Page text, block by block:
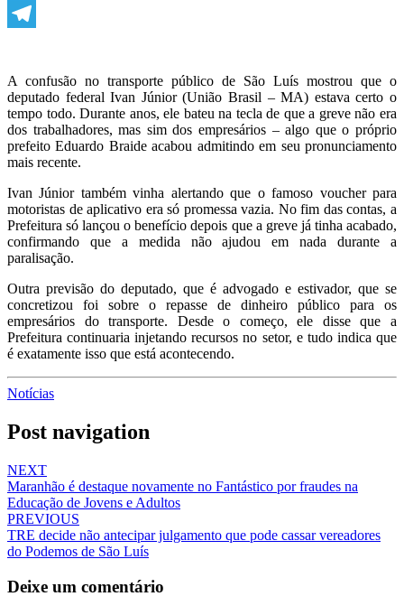
WhatsApp
A confusão no transporte público de São Luís mostrou que o
deputado federal Ivan Júnior (União Brasil – MA) estava certo o
tempo todo. Durante anos, ele bateu na tecla de que a greve não era
dos trabalhadores, mas sim dos empresários – algo que o próprio
prefeito Eduardo Braide acabou admitindo em seu pronunciamento
mais recente.
Ivan Júnior também vinha alertando que o famoso voucher para
motoristas de aplicativo era só promessa vazia. No fim das contas, a
Prefeitura só lançou o benefício depois que a greve já tinha acabado,
confirmando que a medida não ajudou em nada durante a
paralisação.
Outra previsão do deputado, que é advogado e estivador, que se
concretizou foi sobre o repasse de dinheiro público para os
empresários do transporte. Desde o começo, ele disse que a
Prefeitura continuaria injetando recursos no setor, e tudo indica que
é exatamente isso que está acontecendo.
Notícias
Post navigation
NEXT
Maranhão é destaque novamente no Fantástico por fraudes na
Educação de Jovens e Adultos
PREVIOUS
TRE decide não antecipar julgamento que pode cassar vereadores
do Podemos de São Luís
Deixe um comentário